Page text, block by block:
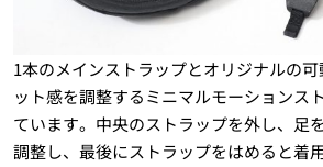
1本のメインストラップとオリジナルの
ット感を調整するミニマルモーションス
ています。中央のストラップを外し、足
調整し、最後にストラップをはめると着